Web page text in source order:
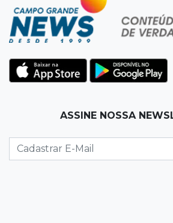
antes de bebê desaparecer
11:28 Audiência de custódia
em acidente que matou
Preso há quase 1 semana, ex-
ASSINE NOSSA